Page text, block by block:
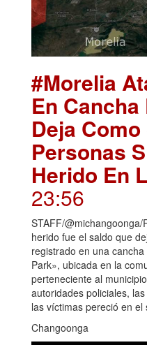
#Morelia
En Cancha
Deja
Personas
Herido En
23:56
STAFF/
herido fue el saldo que
registrado en una
Park», ubicada en la
perteneciente al
autoridades policiales,
las víctimas pereció en
Changoonga